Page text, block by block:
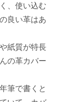
、使い込む
良い革はあ
紙質が特長
の革カバー
筆で書くと